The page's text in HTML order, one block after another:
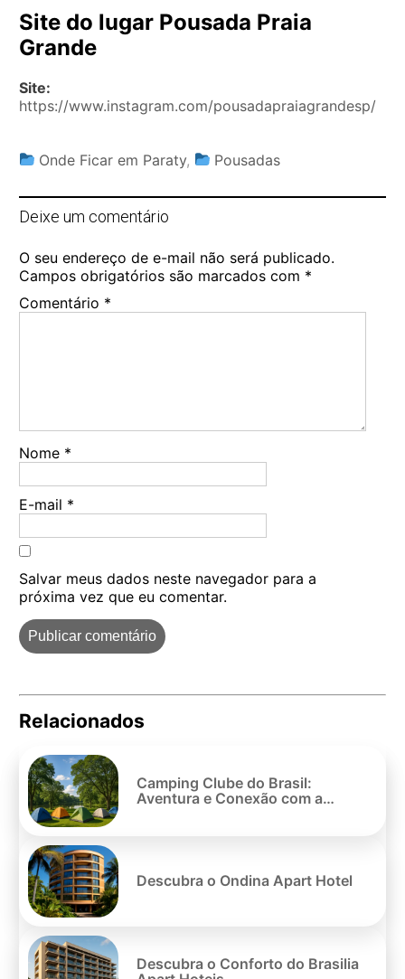
Site do lugar Pousada Praia
Grande
Site:
https://www.instagram.com/pousadapraiagrandesp/
Onde Ficar em Paraty, Pousadas
Deixe um comentário
O seu endereço de e-mail não será publicado.
Campos obrigatórios são marcados com *
Comentário *
Nome *
E-mail *
Salvar meus dados neste navegador para a
próxima vez que eu comentar.
Relacionados
Camping Clube do Brasil:
Aventura e Conexão com a
Descubra o Ondina Apart Hotel
Descubra o Conforto do Brasilia